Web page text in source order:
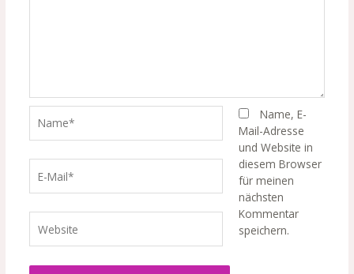
Mail*
Name, E-
Mail-Adresse
und Website in
diesem Browser
für meinen
nächsten
Kommentar
speichern.